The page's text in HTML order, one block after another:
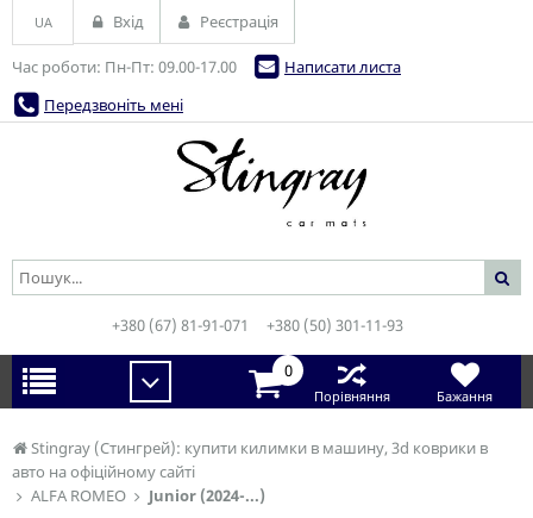
Stingray (Стингрей): купити килимки в машину, 3d коврики в
авто на офіційному сайті
ALFA ROMEO
Junior (2024-...)
Час роботи: Пн-Пт: 09.00-17.00
Написати листа
Передзвоніть мені
UA Вхід Реєстрація
+380 (67) 81-91-071 +380 (50) 301-11-93
0
Порівняння Бажання